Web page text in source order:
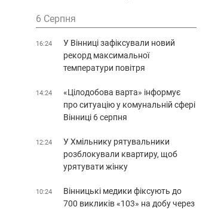
6 Серпня
16:24
У Вінниці зафіксували новий
рекорд максимальної
температури повітря
14:24
«Цілодобова варта» інформує
про ситуацію у комунальній сфері
Вінниці 6 серпня
12:24
У Хмільнику рятувальники
розблокували квартиру, щоб
урятувати жінку
10:24
Вінницькі медики фіксують до
700 викликів «103» на добу через